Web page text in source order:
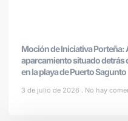
Moción de Iniciativa
aparcamiento situado detrás
en la playa de Puerto Sagunto
3 de julio de 2026 No hay